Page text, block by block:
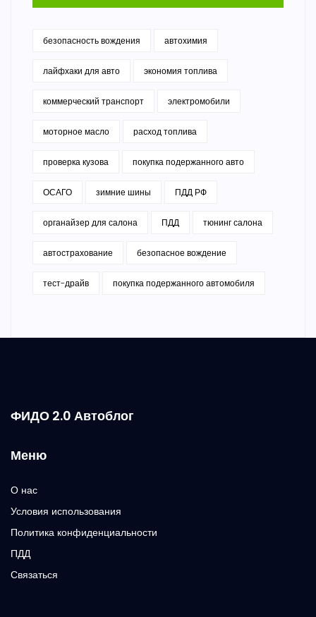
безопасность вождения автохимия
лайфхаки для авто экономия топлива
коммерческий транспорт электромобили
моторное масло расход топлива
проверка кузова покупка подержанного авто
ОСАГО зимние шины ПДД РФ
органайзер для салона ПДД тюнинг салона
автострахование безопасное вождение
тест-драйв покупка подержанного автомобиля
ФИДО 2.0 Автоблог
Меню
О нас
Условия использования
Политика конфиденциальности
ПДД
Связаться